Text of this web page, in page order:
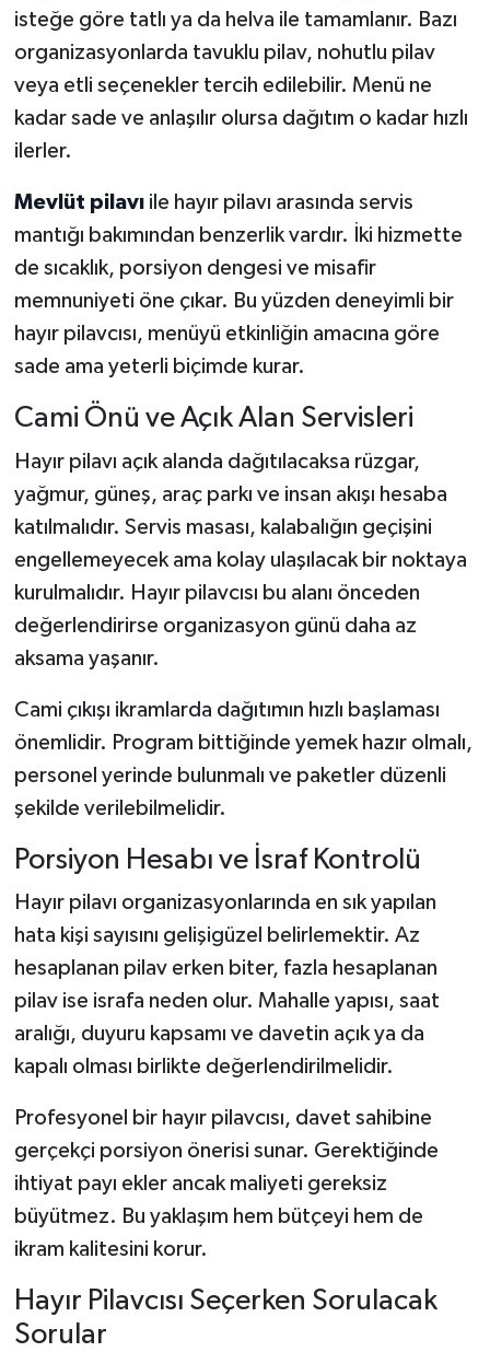
isteğe göre tatlı ya da helva ile tamamlanır. Bazı
organizasyonlarda tavuklu pilav, nohutlu pilav
veya etli seçenekler tercih edilebilir. Menü ne
kadar sade ve anlaşılır olursa dağıtım o kadar hızlı
ilerler.
Mevlüt pilavıile hayır pilavı arasında servis
mantığı bakımından benzerlik vardır. İki hizmette
de sıcaklık, porsiyon dengesi ve misafir
memnuniyeti öne çıkar. Bu yüzden deneyimli bir
hayır pilavcısı, menüyü etkinliğin amacına göre
sade ama yeterli biçimde kurar.
Cami Önü ve Açık Alan Servisleri
Hayır pilavı açık alanda dağıtılacaksa rüzgar,
yağmur, güneş, araç parkı ve insan akışı hesaba
katılmalıdır. Servis masası, kalabalığın geçişini
engellemeyecek ama kolay ulaşılacak bir noktaya
kurulmalıdır. Hayır pilavcısı bu alanı önceden
değerlendirirse organizasyon günü daha az
aksama yaşanır.
Cami çıkışı ikramlarda dağıtımın hızlı başlaması
önemlidir. Program bittiğinde yemek hazır olmalı,
personel yerinde bulunmalı ve paketler düzenli
şekilde verilebilmelidir.
Porsiyon Hesabı ve İsraf Kontrolü
Hayır pilavı organizasyonlarında en sık yapılan
hata kişi sayısını gelişigüzel belirlemektir. Az
hesaplanan pilav erken biter, fazla hesaplanan
pilav ise israfa neden olur. Mahalle yapısı, saat
aralığı, duyuru kapsamı ve davetin açık ya da
kapalı olması birlikte değerlendirilmelidir.
Profesyonel bir hayır pilavcısı, davet sahibine
gerçekçi porsiyon önerisi sunar. Gerektiğinde
ihtiyat payı ekler ancak maliyeti gereksiz
büyütmez. Bu yaklaşım hem bütçeyi hem de
ikram kalitesini korur.
Hayır Pilavcısı Seçerken Sorulacak
Sorular